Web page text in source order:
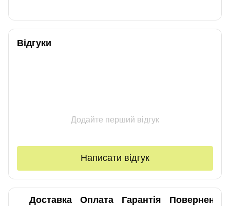
Відгуки
Додайте перший відгук
Написати відгук
Доставка Оплата Гарантія Повернення